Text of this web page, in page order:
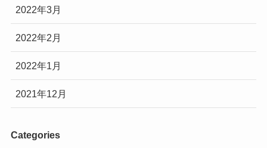
2022年3月
2022年2月
2022年1月
2021年12月
Categories